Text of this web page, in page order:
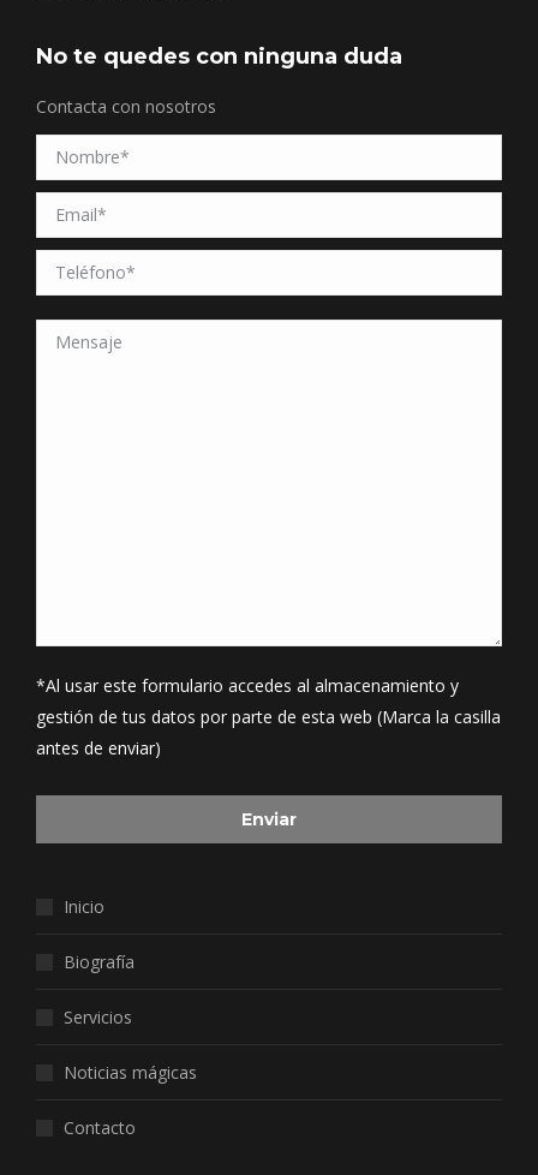
No te quedes con ninguna duda
Contacta con nosotros
*Al usar este formulario accedes al almacenamiento y
gestión de tus datos por parte de esta web (Marca la casilla
antes de enviar)
Inicio
Biografía
Servicios
Noticias mágicas
Contacto